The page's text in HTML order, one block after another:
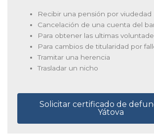
Recibir una pensión por viudedad
Cancelación de una cuenta del
Para obtener las ultimas
Para cambios de titularidad por
Tramitar una herencia
Trasladar un nicho
Solicitar certificado de
Yátova